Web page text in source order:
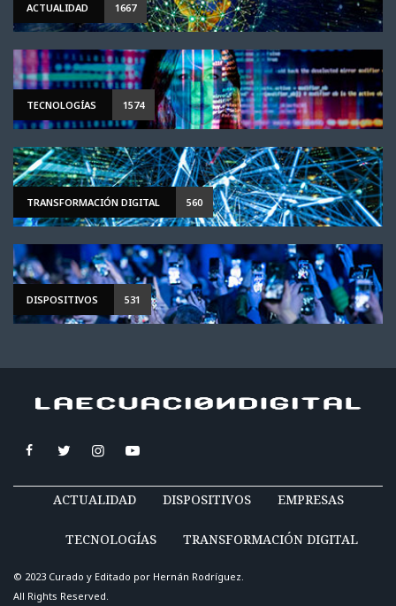
ACTUALIDAD 1667
TECNOLOGÍAS 1574
TRANSFORMACIÓN DIGITAL 560
DISPOSITIVOS 531
ACTUALIDAD DISPOSITIVOS EMPRESAS
TECNOLOGÍAS TRANSFORMACIÓN DIGITAL
© 2023 Curado y Editado por Hernán Rodríguez.
All Rights Reserved.